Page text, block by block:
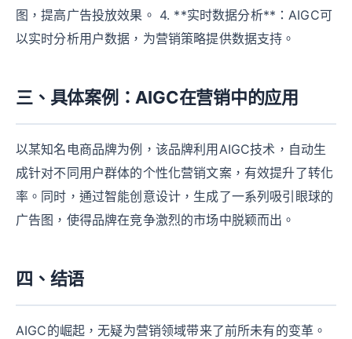
图，提高广告投放效果。 4. **实时数据分析**：AIGC可
以实时分析用户数据，为营销策略提供数据支持。
三、具体案例：AIGC在营销中的应用
以某知名电商品牌为例，该品牌利用AIGC技术，自动生
成针对不同用户群体的个性化营销文案，有效提升了转化
率。同时，通过智能创意设计，生成了一系列吸引眼球的
广告图，使得品牌在竞争激烈的市场中脱颖而出。
四、结语
AIGC的崛起，无疑为营销领域带来了前所未有的变革。